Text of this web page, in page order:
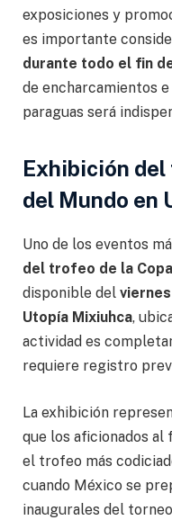
exposiciones y
es importante
durante todo el fin
de encharcamientos
paraguas será
Exhibición
del Mundo en
Uno de los eventos
del trofeo de la
disponible del
Utopía Mixiuhca,
actividad es
requiere registro
La exhibición
que los aficionados
el trofeo más
cuando México se
inaugurales del